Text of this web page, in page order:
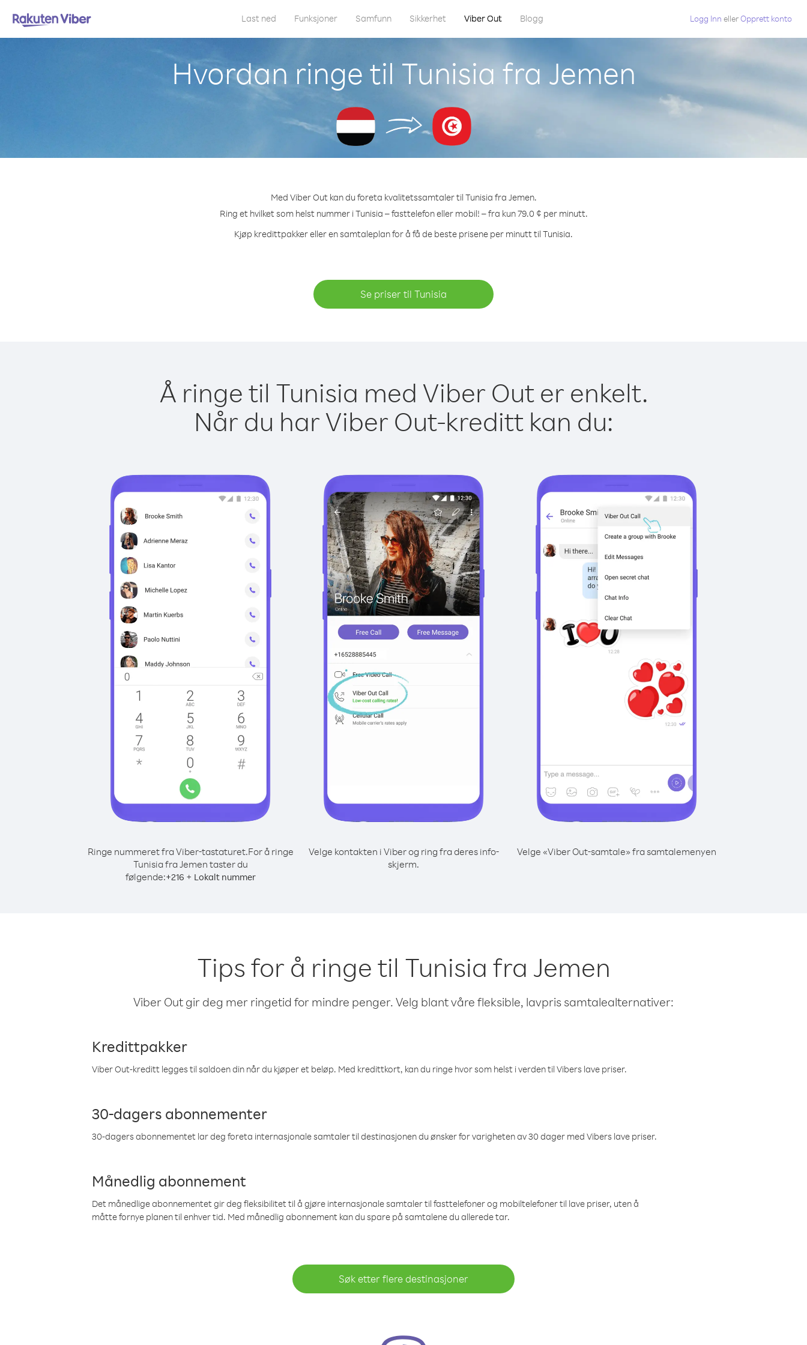
Last ned Funksjoner Samfunn Sikkerhet Viber Out Blogg Logg Inn ellerOpprett konto
Hvordan ringe til Tunisia fra Jemen
Med Viber Out kan du foreta kvalitetssamtaler til Tunisia fra Jemen.
Ring et hvilket som helst nummer i Tunisia – fasttelefon eller mobil! – fra kun 79.0 ¢ per minutt.
Kjøp kredittpakker eller en samtaleplan for å få de beste prisene per minutt til Tunisia.
Se priser til Tunisia
Å ringe til Tunisia med Viber Out er enkelt.
Når du har Viber Out-kreditt kan du:
Ringe nummeret fra Viber-tastaturet.For å ringe
Tunisia fra Jemen taster du
følgende:+216 + Lokalt nummer
Velge kontakten i Viber og ring fra deres info-
skjerm.
Velge «Viber Out-samtale» fra samtalemenyen
Tips for å ringe til Tunisia fra Jemen
Viber Out gir deg mer ringetid for mindre penger. Velg blant våre fleksible, lavpris samtalealternativer:
Kredittpakker
Viber Out-kreditt legges til saldoen din når du kjøper et beløp. Med kredittkort, kan du ringe hvor som helst i verden til Vibers lave priser.
30-dagers abonnementer
30-dagers abonnementet lar deg foreta internasjonale samtaler til destinasjonen du ønsker for varigheten av 30 dager med Vibers lave priser.
Månedlig abonnement
Det månedlige abonnementet gir deg fleksibilitet til å gjøre internasjonale samtaler til fasttelefoner og mobiltelefoner til lave priser, uten å
måtte fornye planen til enhver tid. Med månedlig abonnement kan du spare på samtalene du allerede tar.
Søk etter flere destinasjoner